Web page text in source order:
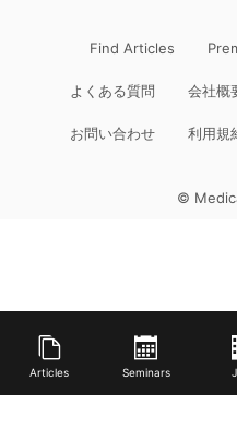
Articles Seminars
Find Articles
よくある質問 会社概
お問い合わせ 利用規
©